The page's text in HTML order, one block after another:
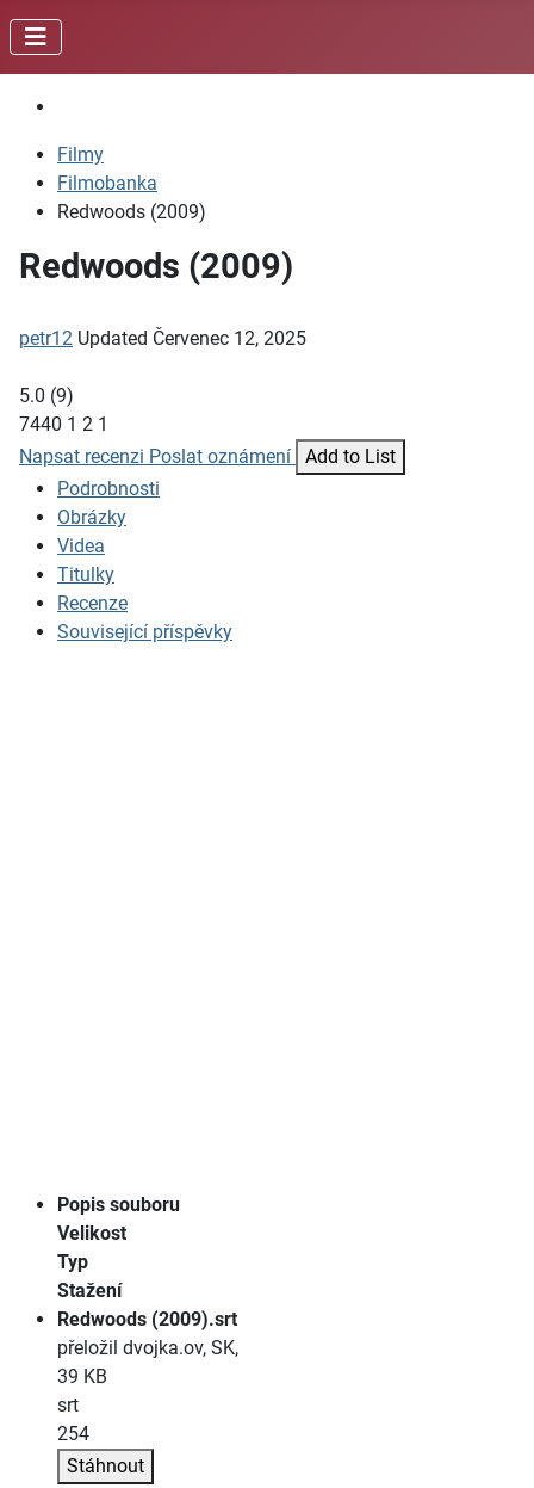
Filmy
Filmobanka
Redwoods (2009)
Redwoods (2009)
petr12 Updated Červenec 12, 2025
5.0 (9)
7440 1 2 1
Napsat recenzi Poslat oznámení
Add to List
Podrobnosti
Obrázky
Videa
Titulky
Recenze
Související příspěvky
Popis souboru
Velikost
Typ
Stažení
Redwoods (2009).srt
přeložil dvojka.ov, SK,
39 KB
srt
254
Stáhnout